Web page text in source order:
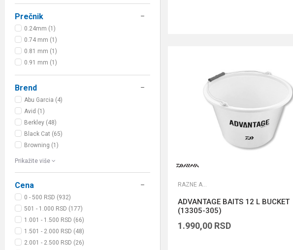
Prečnik
0.24mm (1)
0.74 mm (1)
0.81 mm (1)
0.91 mm (1)
Brend
Abu Garcia (4)
Avid (1)
Berkley (48)
Black Cat (65)
Browning (1)
Prikažite više
Cena
0 - 500 RSD (932)
501 - 1.000 RSD (177)
1.001 - 1.500 RSD (66)
1.501 - 2.000 RSD (48)
2.001 - 2.500 RSD (26)
RAZNE ALATKE
ADVANTAGE BAITS 12 L BUCKET
(13305-305)
1.990,00 RSD